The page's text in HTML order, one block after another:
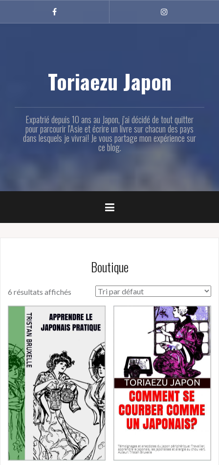
Facebook
Toriaezu Japon
Expatrié depuis 10 ans au Japon, j'ai décidé de tout quitter
pour parcourir l'Asie et écrire un livre sur chacun des pays
dans lesquels je vivrai! Je vous partage mon expérience sur
ce blog.
Boutique
6 résultats affichés